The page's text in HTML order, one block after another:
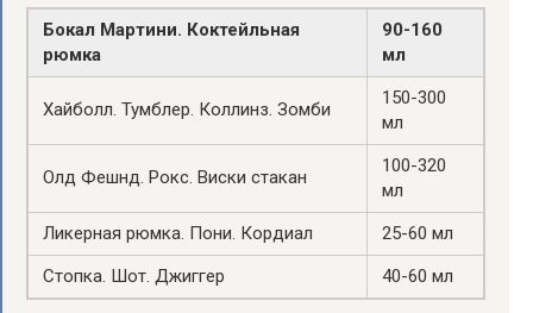
Бокал Мартини. Коктейльная
рюмка
90-160
мл
Хайболл. Тумблер. Коллинз. Зомби
150-300
мл
Олд Фешнд. Рокс. Виски стакан
100-320
мл
Ликерная рюмка. Пони. Кордиал
25-60 мл
Стопка. Шот. Джиггер
40-60 мл